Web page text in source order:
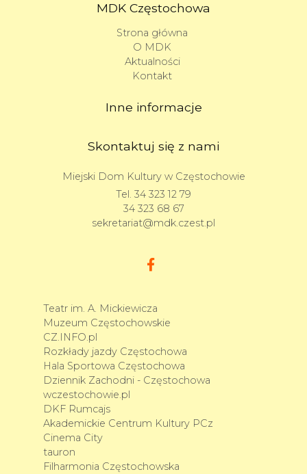
MDK Częstochowa
Strona główna
O MDK
Aktualności
Kontakt
Inne informacje
Skontaktuj się z nami
Miejski Dom Kultury w Częstochowie
Tel. 34 323 12 79
34 323 68 67
sekretariat@mdk.czest.pl
Teatr im. A. Mickiewicza
Muzeum Częstochowskie
CZ.INFO.pl
Rozkłady jazdy Częstochowa
Hala Sportowa Częstochowa
Dziennik Zachodni - Częstochowa
wczestochowie.pl
DKF Rumcajs
Akademickie Centrum Kultury PCz
Cinema City
tauron
Filharmonia Częstochowska